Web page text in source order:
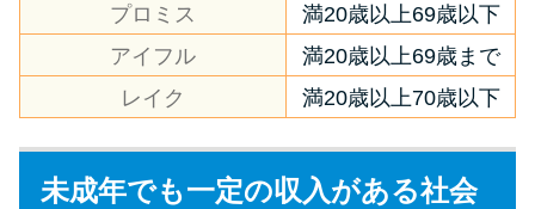
方法はどれ？
年収が低い＆他社借入があると
落ちる？バンクイックの口コミ
を分析
プロミス
満20歳以上69歳以下
アイフル
満20歳以上69歳まで
レイク
満20歳以上70歳以下
未成年でも一定の収入がある社会